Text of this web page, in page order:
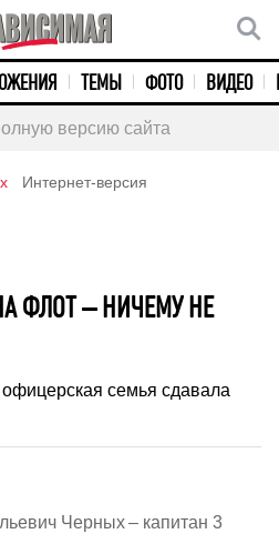
ТЕМЫ ФОТО ВИДЕО
версию сайта
Интернет-версия
ФЛОТ – НИЧЕМУ НЕ
семья сдавала
Черных – капитан 3